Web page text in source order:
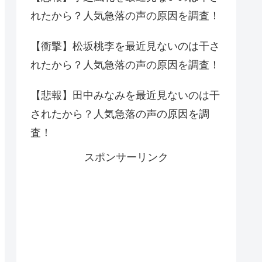
れたから？人気急落の声の原因を調査！
【衝撃】松坂桃李を最近見ないのは干さ
れたから？人気急落の声の原因を調査！
【悲報】田中みなみを最近見ないのは干
されたから？人気急落の声の原因を調
査！
スポンサーリンク